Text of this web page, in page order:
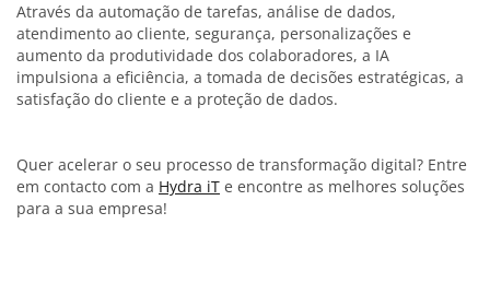
Através da automação de tarefas, análise de dados,
atendimento ao cliente, segurança, personalizações e
aumento da produtividade dos colaboradores, a IA
impulsiona a eficiência, a tomada de decisões estratégicas, a
satisfação do cliente e a proteção de dados.
Quer acelerar o seu processo de transformação digital? Entre
em contacto com a Hydra iT e encontre as melhores soluções
para a sua empresa!